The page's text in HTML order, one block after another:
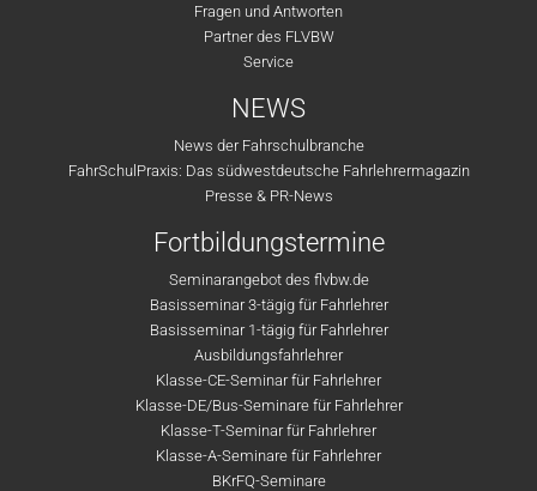
Fragen und Antworten
Partner des FLVBW
Service
NEWS
News der Fahrschulbranche
FahrSchulPraxis: Das südwestdeutsche Fahrlehrermagazin
Presse & PR-News
Fortbildungstermine
Seminarangebot des flvbw.de
Basisseminar 3-tägig für Fahrlehrer
Basisseminar 1-tägig für Fahrlehrer
Ausbildungsfahrlehrer
Klasse-CE-Seminar für Fahrlehrer
Klasse-DE/Bus-Seminare für Fahrlehrer
Klasse-T-Seminar für Fahrlehrer
Klasse-A-Seminare für Fahrlehrer
BKrFQ-Seminare